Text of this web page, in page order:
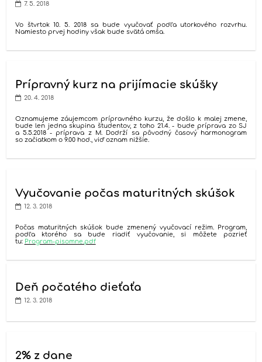
7. 5. 2018
Vo štvrtok 10. 5. 2018 sa bude vyučovať podľa utorkového rozvrhu.
Namiesto prvej hodiny však bude svätá omša.
Prípravný kurz na prijímacie skúšky
20. 4. 2018
Oznamujeme záujemcom prípravného kurzu, že došlo k malej zmene,
bude len jedna skupina študentov, z toho 21.4. - bude príprava zo SJ
a 5.5.2018 - príprava z M. Dodrží sa pôvodný časový harmonogram
so začiatkom o 9.00 hod., viď oznam nižšie.
Vyučovanie počas maturitných skúšok
12. 3. 2018
Počas maturitných skúšok bude zmenený vyučovací režim. Program,
podľa ktorého sa bude riadiť vyučovanie, si môžete pozrieť
tu: Program-pisomne.pdf
Deň počatého dieťaťa
12. 3. 2018
2% z dane